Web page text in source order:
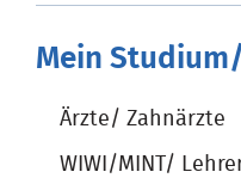
Mein
Ärzte/ Zahnärzte
WIWI/MINT/